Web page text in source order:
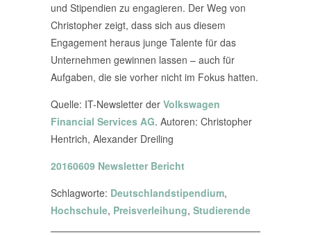
und Stipendien zu engagieren. Der Weg von
Christopher zeigt, dass sich aus diesem
Engagement heraus junge Talente für das
Unternehmen gewinnen lassen – auch für
Aufgaben, die sie vorher nicht im Fokus hatten.
Quelle: IT-Newsletter der Volkswagen
Financial Services AG. Autoren: Christopher
Hentrich, Alexander Dreiling
20160609 Newsletter Bericht
Schlagworte: Deutschlandstipendium,
Hochschule, Preisverleihung, Studierende